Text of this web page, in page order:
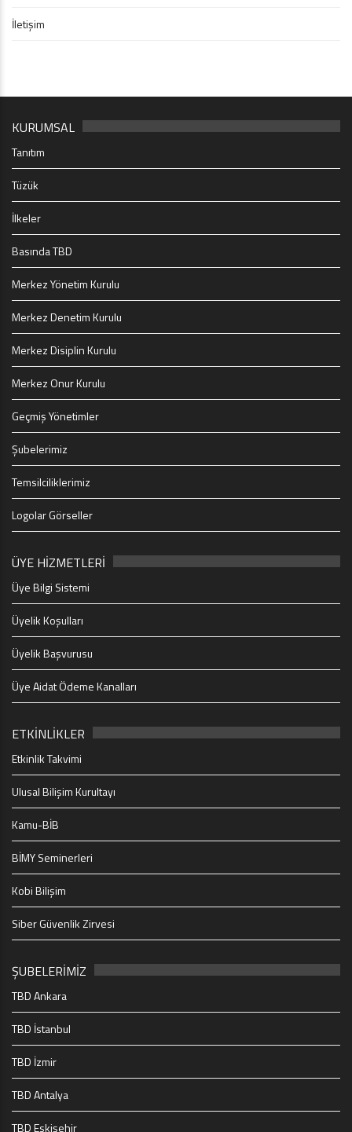
İletişim
KURUMSAL
Tanıtım
Tüzük
İlkeler
Basında TBD
Merkez Yönetim Kurulu
Merkez Denetim Kurulu
Merkez Disiplin Kurulu
Merkez Onur Kurulu
Geçmiş Yönetimler
Şubelerimiz
Temsilciliklerimiz
Logolar Görseller
ÜYE HİZMETLERİ
Üye Bilgi Sistemi
Üyelik Koşulları
Üyelik Başvurusu
Üye Aidat Ödeme Kanalları
ETKİNLİKLER
Etkinlik Takvimi
Ulusal Bilişim Kurultayı
Kamu-BİB
BİMY Seminerleri
Kobi Bilişim
Siber Güvenlik Zirvesi
ŞUBELERİMİZ
TBD Ankara
TBD İstanbul
TBD İzmir
TBD Antalya
TBD Eskişehir